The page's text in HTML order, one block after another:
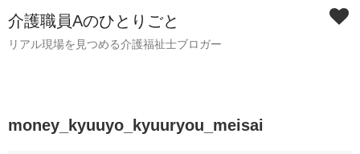
介護職員Aのひとりごと
リアル現場を見つめる介護福祉士ブロガー
money_kyuuyo_kyuuryou_meisai